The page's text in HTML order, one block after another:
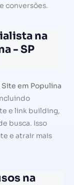
conversões.
na
- SP
em Populina
e link building,
busca. Isso
e atrair mais
na